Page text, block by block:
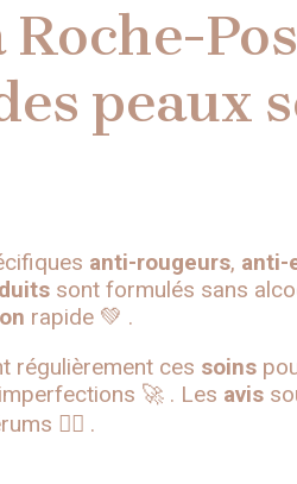
peaux
anti-rougeurs, anti-
sont formulés sans
rapide 💚 .
régulièrement ces soins
🚀 . Les avis
👩‍⚕️ .